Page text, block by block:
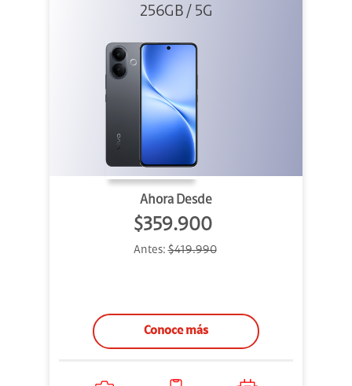
256GB / 5G
Ahora Desde
$359.900
Antes:$419.990
Conoce más